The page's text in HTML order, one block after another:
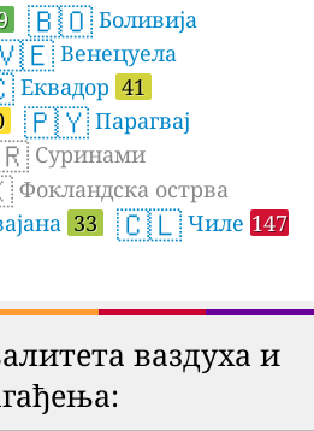
🇧🇴 Боливија
Венецуела
Еквадор 41
🇵🇾 Парагвај
Суринами
Фокландска острва
33 🇨🇱 Чиле 147
ваздуха и